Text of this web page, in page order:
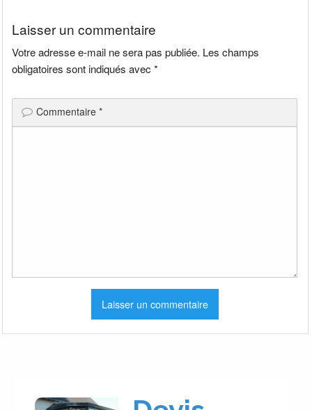
Laisser un commentaire
Votre adresse e-mail ne sera pas publiée. Les champs
obligatoires sont indiqués avec*
Commentaire*